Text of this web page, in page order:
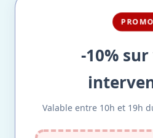
PROMO
-10%
Valable entre 10h et 19h